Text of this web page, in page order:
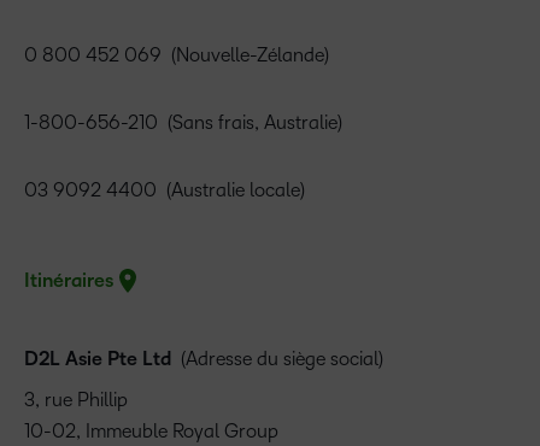
0 800 452 069 (Nouvelle-Zélande)
1-800-656-210 (Sans frais, Australie)
03 9092 4400 (Australie locale)
Itinéraires
D2L Asie Pte Ltd (Adresse du siège social)
3, rue Phillip
10-02, Immeuble Royal Group